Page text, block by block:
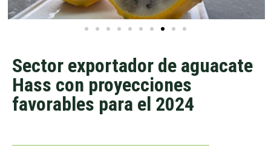
Sector exportador de aguacate
Hass con proyecciones
favorables para el 2024